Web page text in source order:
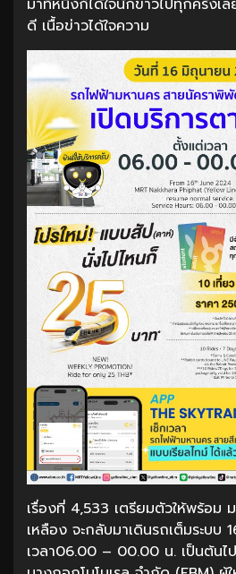
มาทีหนึ่งก็ได้ใจนักข่าวไปทุกครั้งเล
ดี เนื้อข่าวได้ใจความ
เรื่องที่ 4,533 เตรียมตัวให้พร้อม
เหลือง จะกลับมาเดินรถเต็มระบบ
เวลา06.00 – 00.00 น. เป็นต้นไ